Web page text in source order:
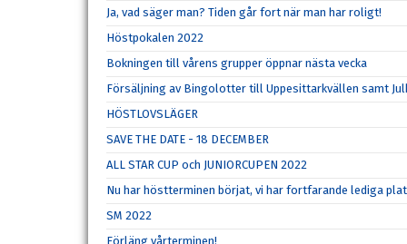
Ja, vad säger man? Tiden går fort när man har roligt!
Höstpokalen 2022
Bokningen till vårens grupper öppnar nästa vecka
Försäljning av Bingolotter till Uppesittarkvällen samt
HÖSTLOVSLÄGER
SAVE THE DATE - 18 DECEMBER
ALL STAR CUP och JUNIORCUPEN 2022
Nu har höstterminen börjat, vi har fortfarande lediga
SM 2022
Förläng vårterminen!